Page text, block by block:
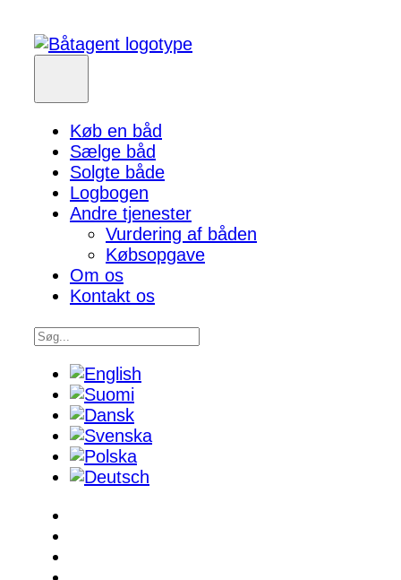
Køb en båd
Sælge båd
Solgte både
Logbogen
Andre tjenester
Vurdering af båden
Købsopgave
Om os
Kontakt os